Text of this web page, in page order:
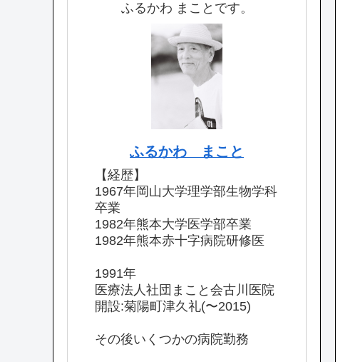
ふるかわ まことです。
ふるかわ まこと
【経歴】
1967年岡山大学理学部生物学科
卒業
1982年熊本大学医学部卒業
1982年熊本赤十字病院研修医
1991年
医療法人社団まこと会古川医院
開設:菊陽町津久礼(〜2015)
その後いくつかの病院勤務